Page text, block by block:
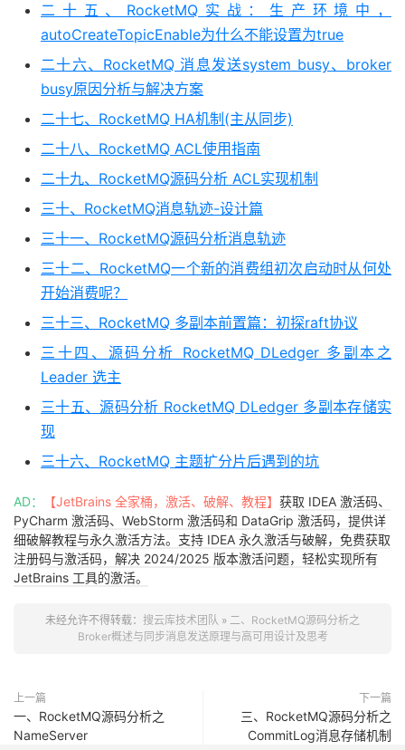
二十五、RocketMQ实战：生产环境中，
autoCreateTopicEnable为什么不能设置为true
二十六、RocketMQ 消息发送system busy、broker
busy原因分析与解决方案
二十七、RocketMQ HA机制(主从同步)
二十八、RocketMQ ACL使用指南
二十九、RocketMQ源码分析 ACL实现机制
三十、RocketMQ消息轨迹-设计篇
三十一、RocketMQ源码分析消息轨迹
三十二、RocketMQ一个新的消费组初次启动时从何处
开始消费呢？
三十三、RocketMQ 多副本前置篇：初探raft协议
三十四、源码分析 RocketMQ DLedger 多副本之
Leader 选主
三十五、源码分析 RocketMQ DLedger 多副本存储实
现
三十六、RocketMQ 主题扩分片后遇到的坑
AD： 【JetBrains 全家桶，激活、破解、教程】 获取 IDEA 激活码、
PyCharm 激活码、WebStorm 激活码和 DataGrip 激活码，提供详
细破解教程与永久激活方法。支持 IDEA 永久激活与破解，免费获取
注册码与激活码，解决 2024/2025 版本激活问题，轻松实现所有
JetBrains 工具的激活。
未经允许不得转载： 搜云库技术团队 » 二、RocketMQ源码分析之
Broker概述与同步消息发送原理与高可用设计及思考
上一篇
一、RocketMQ源码分析之
NameServer
下一篇
三、RocketMQ源码分析之
CommitLog消息存储机制